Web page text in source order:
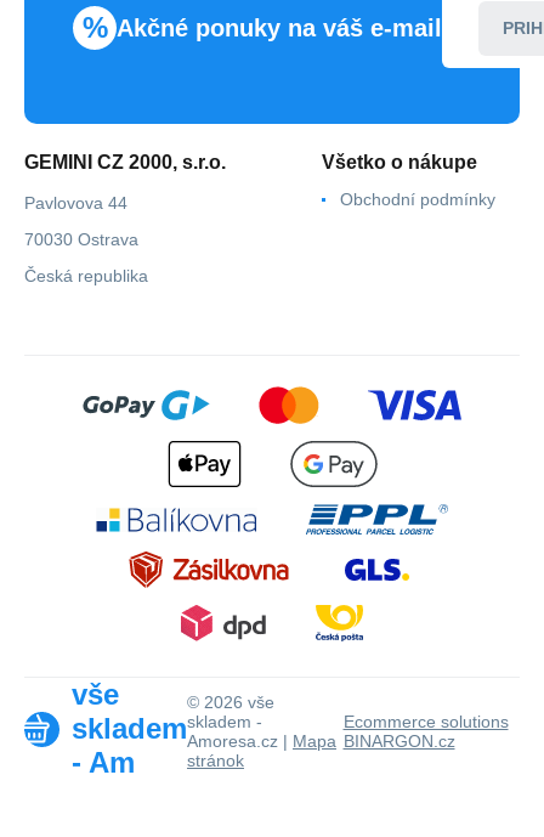
% Akčné ponuky na váš e-mail
GEMINI CZ 2000, s.r.o.
Pavlovova 44
70030 Ostrava
Česká republika
Všetko o nákupe
Obchodní podmínky
vše
skladem
- Am
© 2026 vše
skladem -
Amoresa.cz | Mapa
stránok
Ecommerce solutions
BINARGON.cz